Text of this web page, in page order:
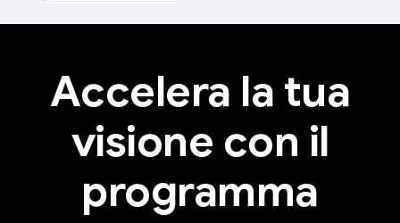
Accelera la tua
visione con il
programma